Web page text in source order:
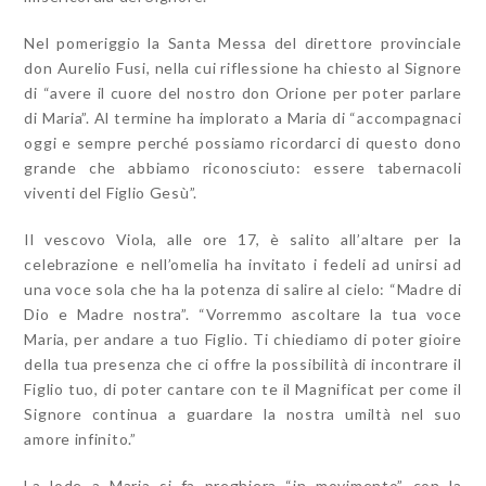
Nel pomeriggio la Santa Messa del direttore provinciale
don Aurelio Fusi, nella cui riflessione ha chiesto al Signore
di “avere il cuore del nostro don Orione per poter parlare
di Maria”. Al termine ha implorato a Maria di “accompagnaci
oggi e sempre perché possiamo ricordarci di questo dono
grande che abbiamo riconosciuto: essere tabernacoli
viventi del Figlio Gesù”.
Il vescovo Viola, alle ore 17, è salito all’altare per la
celebrazione e nell’omelia ha invitato i fedeli ad unirsi ad
una voce sola che ha la potenza di salire al cielo: “Madre di
Dio e Madre nostra”. “Vorremmo ascoltare la tua voce
Maria, per andare a tuo Figlio. Ti chiediamo di poter gioire
della tua presenza che ci offre la possibilità di incontrare il
Figlio tuo, di poter cantare con te il Magnificat per come il
Signore continua a guardare la nostra umiltà nel suo
amore infinito.”